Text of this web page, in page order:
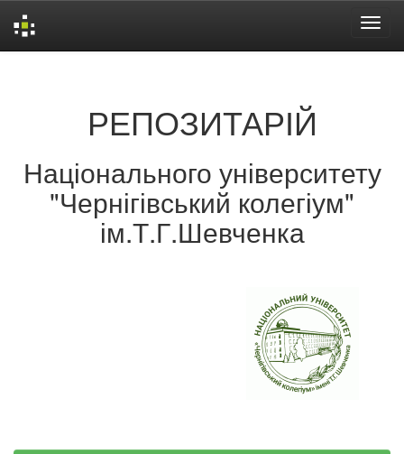
РЕПОЗИТАРІЙ
Національного університету
"Чернігівський колегіум"
ім.Т.Г.Шевченка